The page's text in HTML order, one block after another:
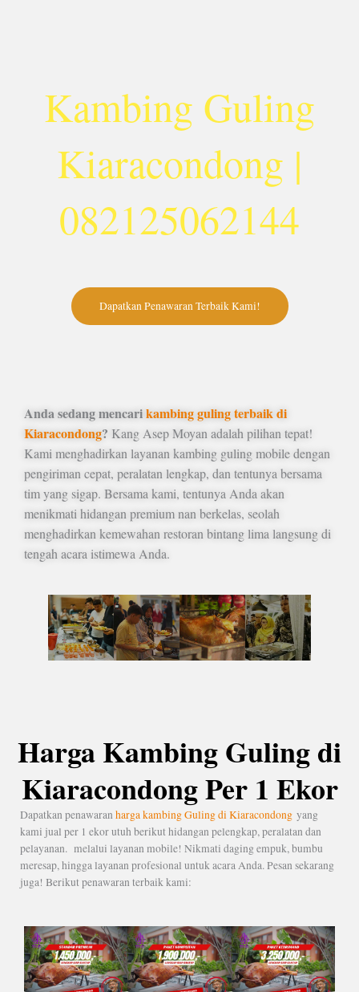
Kambing Guling
Kiaracondong |
082125062144
Dapatkan Penawaran Terbaik Kami!
Anda sedang mencarikambing guling terbaik di
Kiaracondong? Kang Asep Moyan adalah pilihan tepat!
Kami menghadirkan layanan kambing guling mobile dengan
pengiriman cepat, peralatan lengkap, dan tentunya bersama
tim yang sigap. Bersama kami, tentunya Anda akan
menikmati hidangan premium nan berkelas, seolah
menghadirkan kemewahan restoran bintang lima langsung di
tengah acara istimewa Anda.
Harga Kambing Guling di
Kiaracondong Per 1 Ekor
Dapatkan penawaran harga kambing Guling di Kiaracondong yang
kami jual per 1 ekor utuh berikut hidangan pelengkap, peralatan dan
pelayanan. melalui layanan mobile! Nikmati daging empuk, bumbu
meresap, hingga layanan profesional untuk acara Anda. Pesan sekarang
juga! Berikut penawaran terbaik kami: